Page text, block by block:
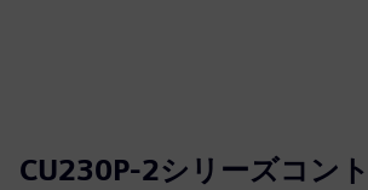
CU230P-2シリーズコン